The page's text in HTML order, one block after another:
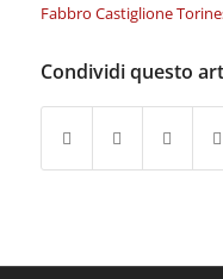
Fabbro Castiglione
Condividi questo